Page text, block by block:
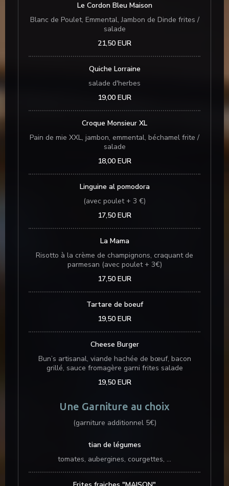
Le Cordon Bleu Maison
Blanc de Poulet, Emmental, Jambon de Dinde frites /
salade
21,50 EUR
Quiche Lorraine
salade d'herbes
19,00 EUR
Croque Monsieur XL
Pain de mie XXL, jambon, emmental, béchamel frite /
salade
18,00 EUR
Linguine al pomodora
(avec poulet + 3 €)
17,50 EUR
La Mama
Risotto à la crème de champignons, craquant de
parmesan (avec poulet + 3€)
17,50 EUR
Tartare de boeuf
19,50 EUR
Cheese Burger
Bun’s artisanal, viande hachée de bœuf, bacon
grillé, sauce fromagère garni frites salade
19,50 EUR
Une Garniture au choix
(garniture additionnel 5€)
tian de légumes
tomates, aubergines, courgettes, ...